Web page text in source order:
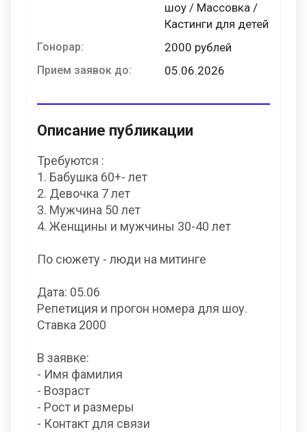
шоу / Массовка /
Кастинги для детей
Гонорар: 2000 рублей
Прием заявок до: 05.06.2026
Описание публикации
Требуются :
1. Бабушка 60+- лет
2. Девочка 7 лет
3. Мужчина 50 лет
4. Женщины и мужчины 30-40 лет
По сюжету - люди на митинге
Дата: 05.06
Репетиция и прогон номера для шоу.
Ставка 2000
В заявке:
- Имя фамилия
- Возраст
- Рост и размеры
- Контакт для связи